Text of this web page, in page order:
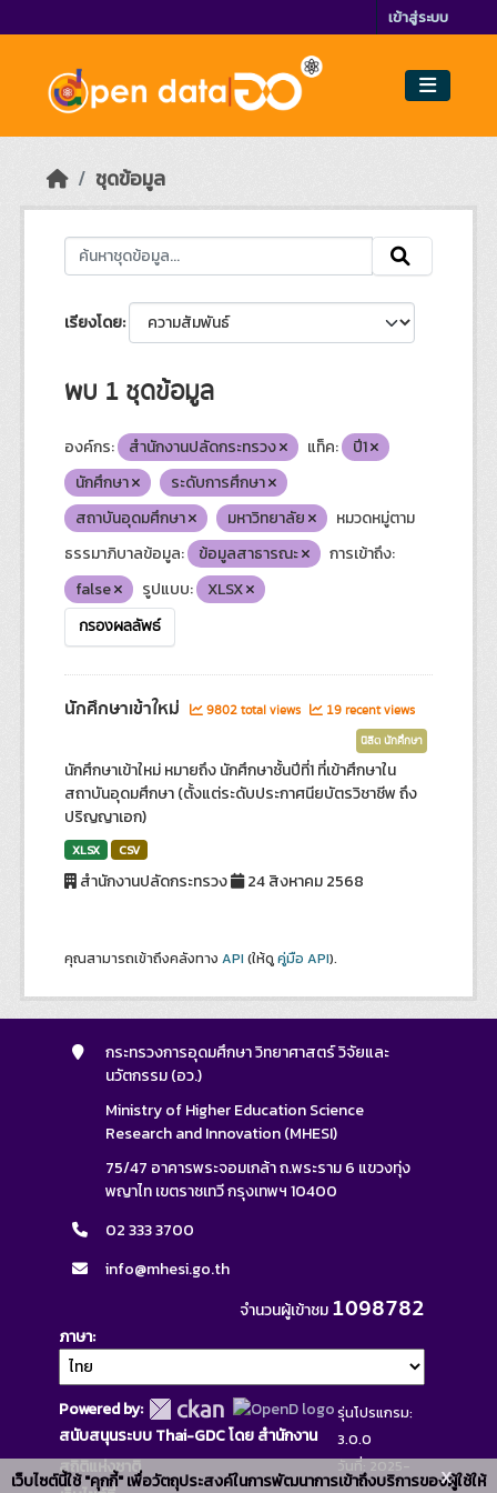
เข้าสู่ระบบ
ชุดข้อมูล
เรียงโดย
พบ 1 ชุดข้อมูล
องค์กร: สำนักงานปลัดกระทรวง แท็ค:
ปี1
นักศึกษา
ระดับการศึกษา
สถาบันอุดมศึกษา
มหาวิทยาลัย
หมวดหมู่ตาม
ธรรมาภิบาลข้อมูล:
ข้อมูลสาธารณะ
การเข้าถึง:
false
รูปแบบ: XLSX
กรองผลลัพธ์
นักศึกษาเข้าใหม่ 9802 total views 19 recent views
นิสิต นักศึกษา
นักศึกษาเข้าใหม่ หมายถึง นักศึกษาชั้นปีที่1 ที่เข้าศึกษาใน
สถาบันอุดมศึกษา (ตั้งแต่ระดับประกาศนียบัตรวิชาชีพ ถึง
ปริญญาเอก)
XLSX CSV
สำนักงานปลัดกระทรวง 24 สิงหาคม 2568
คุณสามารถเข้าถึงคลังทางAPI (ให้ดูคู่มือ API).
กระทรวงการอุดมศึกษา วิทยาศาสตร์ วิจัยและ
นวัตกรรม (อว.)
Ministry of Higher Education Science
Research and Innovation (MHESI)
75/47 อาคารพระจอมเกล้า ถ.พระราม 6 แขวงทุ่ง
พญาไท เขตราชเทวี กรุงเทพฯ 10400
02 333 3700
info@mhesi.go.th
จำนวนผู้เข้าชม1098782
ภาษา
Powered by:
สนับสนุนระบบ Thai-GDC โดย สำนักงาน
สถิติแห่งชาติ
รุ่นโปรแกรม:
3.0.0
วันที่: 2025-
เว็บไซต์นี้ใช้ "คุกกี้" เพื่อวัตถุประสงค์ในการพัฒนาการเข้าถึงบริการของผู้ใช้ให้
x